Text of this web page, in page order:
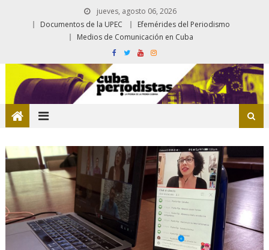
jueves, agosto 06, 2026
Documentos de la UPEC
Efemérides del Periodismo
Medios de Comunicación en Cuba